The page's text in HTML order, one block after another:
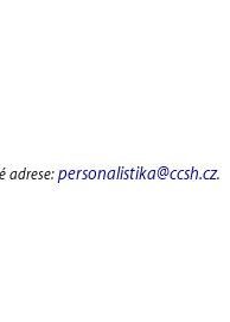
adrese: personalistika@ccsh.cz.